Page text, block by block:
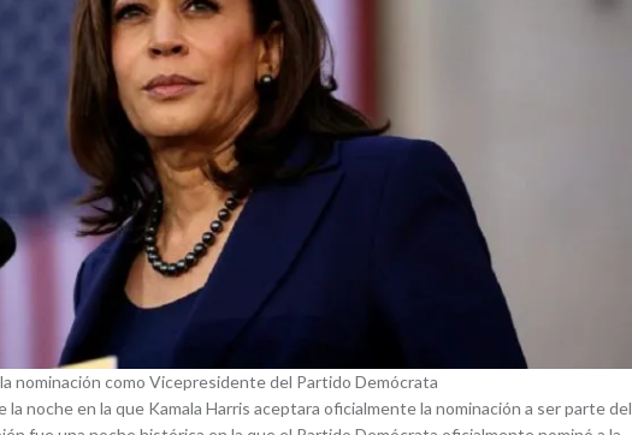
nominación como Vicepresidente del Partido Demócrata
noche en la que Kamala Harris aceptara oficialmente la nominación a ser parte del